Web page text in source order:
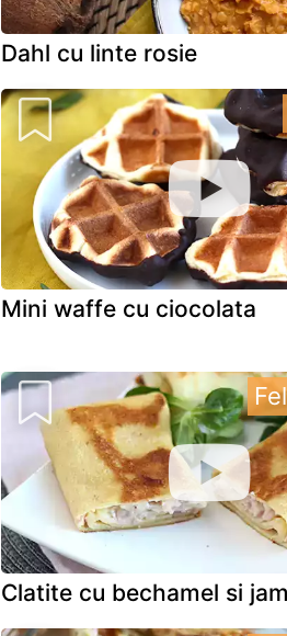
Dahl cu linte rosie
Mini waffe cu ciocolata
Clatite cu bechamel si